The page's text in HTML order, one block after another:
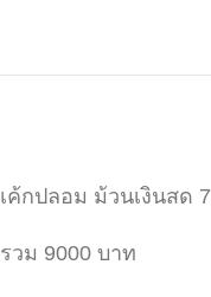
เค้กปลอม​ ม้วน​เงิน​สด
รวม​ 9000​ บาท